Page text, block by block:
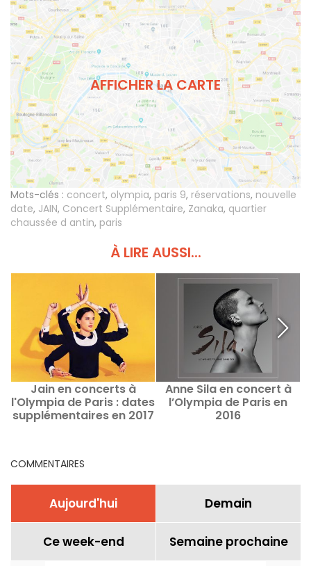
AFFICHER LA CARTE
Mots-clés : concert, olympia, paris 9, réservations, nouvelle
date, JAIN, Concert Supplémentaire, Zanaka, quartier
chaussée d antin, paris
À LIRE AUSSI...
Jain en concerts à
l'Olympia de Paris : dates
supplémentaires en 2017
Anne Sila en concert à
l’Olympia de Paris en
2016
COMMENTAIRES
Aujourd'hui Demain
Ce week-end Semaine prochaine